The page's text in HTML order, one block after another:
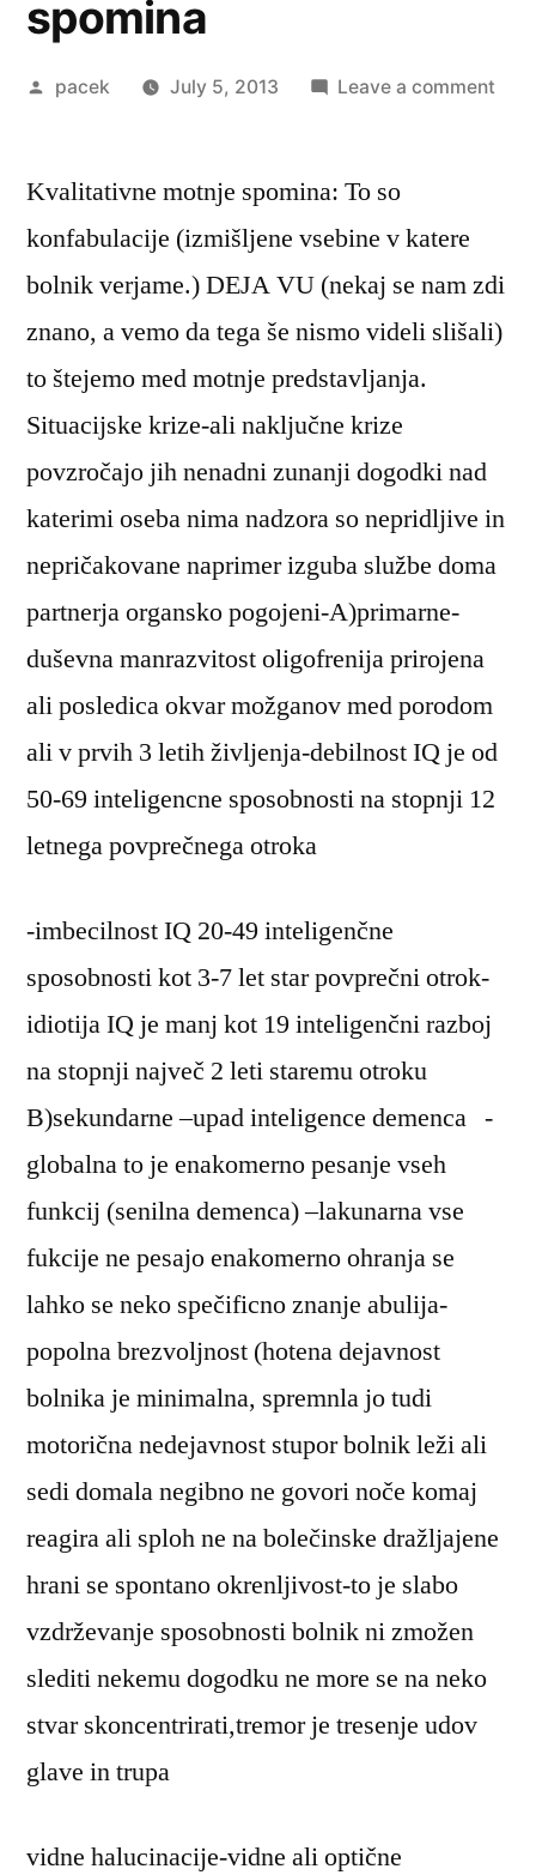
spomina
Posted
pacek July 5, 2013 Leave a comment
Kvalitativne motnje spomina: To so
konfabulacije (izmišljene vsebine v katere
bolnik verjame.) DEJA VU (nekaj se nam zdi
znano, a vemo da tega še nismo videli slišali)
to štejemo med motnje predstavljanja.
Situacijske krize-ali naključne krize
povzročajo jih nenadni zunanji dogodki nad
katerimi oseba nima nadzora so nepridljive in
nepričakovane naprimer izguba službe doma
partnerja organsko pogojeni-A)primarne-
duševna manrazvitost oligofrenija prirojena
ali posledica okvar možganov med porodom
ali v prvih 3 letih življenja-debilnost IQ je od
50-69 inteligencne sposobnosti na stopnji 12
letnega povprečnega otroka
-imbecilnost IQ 20-49 inteligenčne
sposobnosti kot 3-7 let star povprečni otrok-
idiotija IQ je manj kot 19 inteligenčni razboj
na stopnji največ 2 leti staremu otroku
B)sekundarne –upad inteligence demenca -
globalna to je enakomerno pesanje vseh
funkcij (senilna demenca) –lakunarna vse
fukcije ne pesajo enakomerno ohranja se
lahko se neko spečificno znanje abulija-
popolna brezvoljnost (hotena dejavnost
bolnika je minimalna, spremnla jo tudi
motorična nedejavnost stupor bolnik leži ali
sedi domala negibno ne govori noče komaj
reagira ali sploh ne na bolečinske dražljajene
hrani se spontano okrenljivost-to je slabo
vzdrževanje sposobnosti bolnik ni zmožen
slediti nekemu dogodku ne more se na neko
stvar skoncentrirati,tremor je tresenje udov
glave in trupa
vidne halucinacije-vidne ali optične